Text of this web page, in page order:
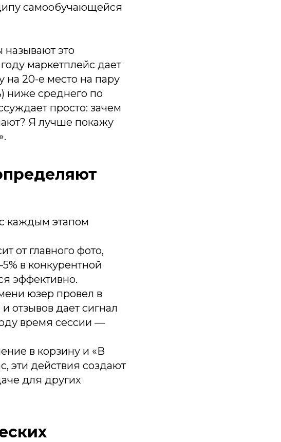
самообучающейся
это
маркетплейс дает
на 20-е место на пару
ниже среднего по
просто: зачем
Я лучше покажу
каждым этапом
от главного фото,
в конкурентной
эффективно.
юзер провел в
отзывов дает сигнал
время сессии —
в корзину и «В
эти действия создают
для других